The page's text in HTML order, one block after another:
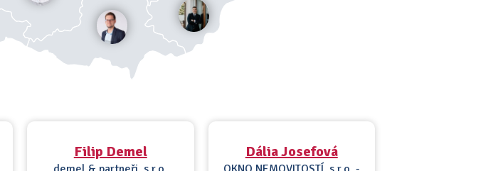
Filip Demel Dália Josefová